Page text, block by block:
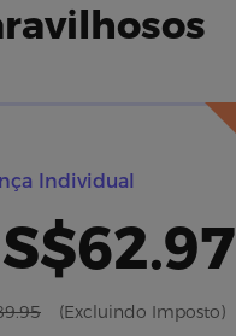
Individual
(Excluindo Imposto)